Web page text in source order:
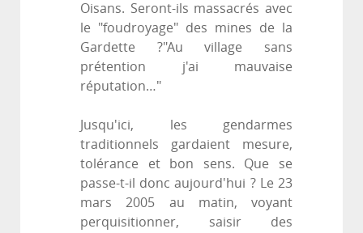
Oisans. Seront-ils massacrés avec
le "foudroyage" des mines de la
Gardette ?"Au village sans
prétention j'ai mauvaise
réputation…"
Jusqu'ici, les gendarmes
traditionnels gardaient mesure,
tolérance et bon sens. Que se
passe-t-il donc aujourd'hui ? Le 23
mars 2005 au matin, voyant
perquisitionner, saisir des